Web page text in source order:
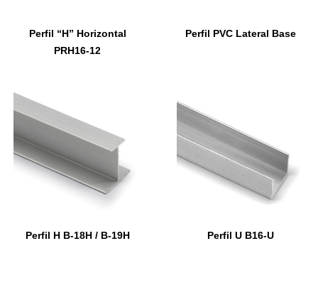
Perfil “H” Horizontal
PRH16-12
Perfil PVC Lateral Base
Perfil H B-18H / B-19H Perfil U B16-U